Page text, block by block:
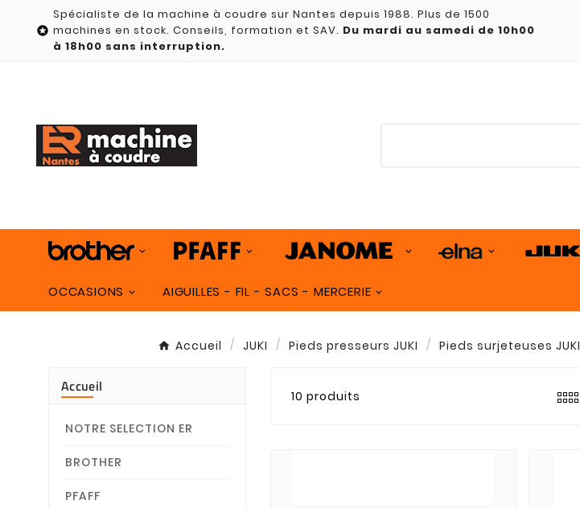

Spécialiste de la machine à coudre sur Nantes depuis 1988. Plus de 1500
machines en stock. Conseils, formation et SAV. Du mardi au samedi de 10h00
à 18h00 sans interruption.
OCCASIONS AIGUILLES - FIL - SACS - MERCERIE
Accueil JUKI Pieds presseurs JUKI Pieds surjeteuses JUKI
Accueil
NOTRE SELECTION ER
BROTHER
PFAFF
10 produits